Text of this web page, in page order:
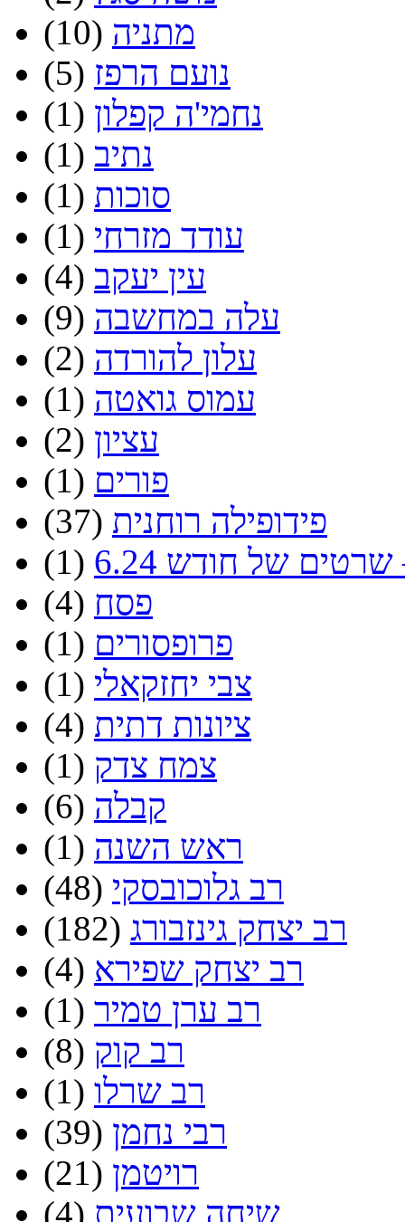
מתניה (10)
נועם הרפז (5)
נחמי'ה קפלון (1)
נתיב (1)
סוכות (1)
עודד מזרחי (1)
עין יעקב (4)
עלה במחשבה (9)
עלון להורדה (2)
עמוס גואטה (1)
עציון (2)
פורים (1)
פידופילה רוחנית (37)
של חודש 6.24
(1)
פסח (4)
פרופסורים (1)
צבי יחזקאלי (1)
ציונות דתית (4)
צמח צדק (1)
קבלה (6)
ראש השנה (1)
רב גלוכובסקי (48)
רב יצחק גינזבורג (182)
רב יצחק שפירא (4)
רב ערן טמיר (1)
רב קוק (8)
רב שרלו (1)
רבי נחמן (39)
רויטמן (21)
שיחה שבועית (4)